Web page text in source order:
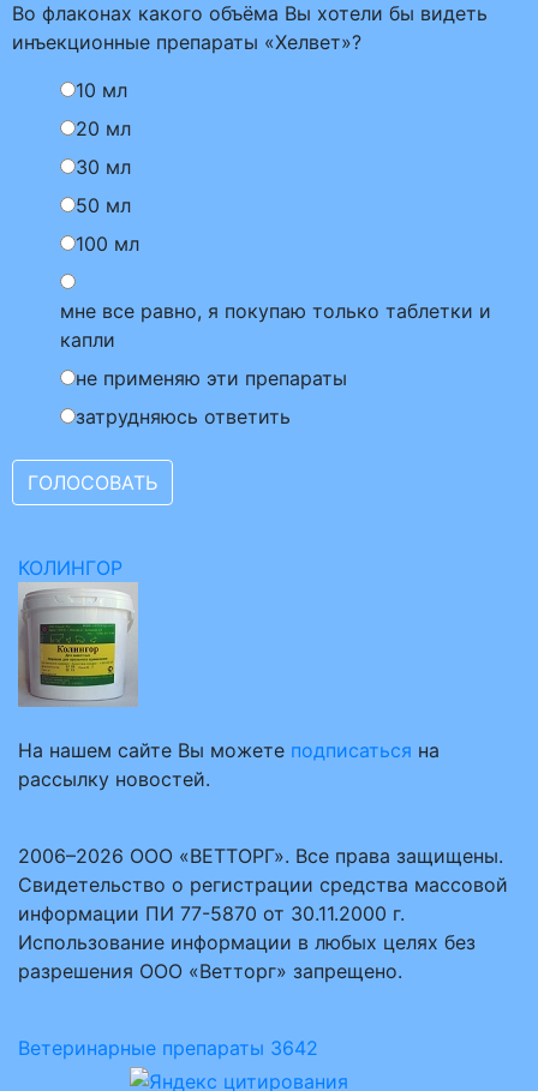
Во флаконах какого объёма Вы хотели бы видеть
инъекционные препараты «Хелвет»?
10 мл
20 мл
30 мл
50 мл
100 мл
мне все равно, я покупаю только таблетки и
капли
не применяю эти препараты
затрудняюсь ответить
КОЛИНГОР
На нашем сайте Вы можете подписаться на
рассылку новостей.
2006–2026 ООО «ВЕТТОРГ». Все права защищены.
Свидетельство о регистрации средства массовой
информации ПИ 77-5870 от 30.11.2000 г.
Использование информации в любых целях без
разрешения ООО «Ветторг» запрещено.
Ветеринарные препараты 3642